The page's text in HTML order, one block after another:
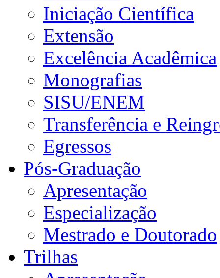
Iniciação Científica
Extensão
Excelência Acadêmica
Monografias
SISU/ENEM
Transferência e
Egressos
Pós-Graduação
Apresentação
Especialização
Mestrado e Doutorado
Trilhas